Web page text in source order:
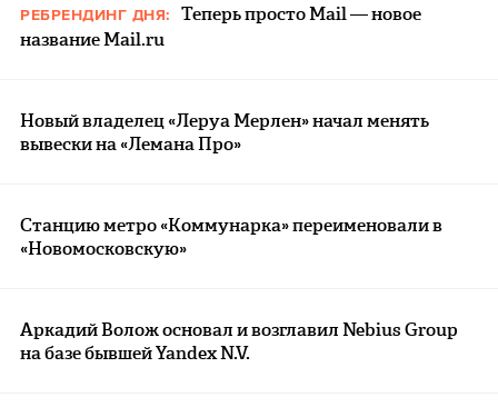
РЕБРЕНДИНГ ДНЯ:
Теперь просто Mail — новое
название Mail.ru
Новый владелец «Леруа Мерлен» начал менять
вывески на «Лемана Про»
Станцию метро «Коммунарка» переименовали в
«Новомосковскую»
Аркадий Волож основал и возглавил Nebius Group
на базе бывшей Yandex N.V.